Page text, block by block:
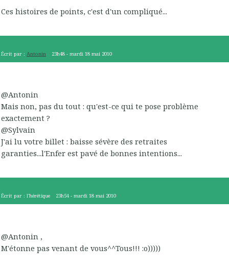
Ces histoires de points, c'est d'un compliqué...
Écrit par : Antonin 23h48 -mardi 18 mai 2010
@Antonin
Mais non, pas du tout : qu'est-ce qui te pose problème
exactement ?
@Sylvain
J'ai lu votre billet : baisse sévère des retraites
garanties...l'Enfer est pavé de bonnes intentions...
Écrit par : l'hérétique 23h54 -mardi 18 mai 2010
@Antonin ,
M'étonne pas venant de vous^^Tous!!! :o)))))